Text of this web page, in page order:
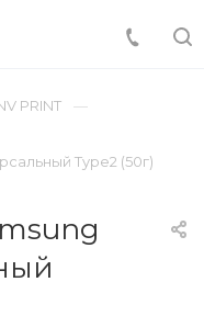
PRINT
Type2 (50г)